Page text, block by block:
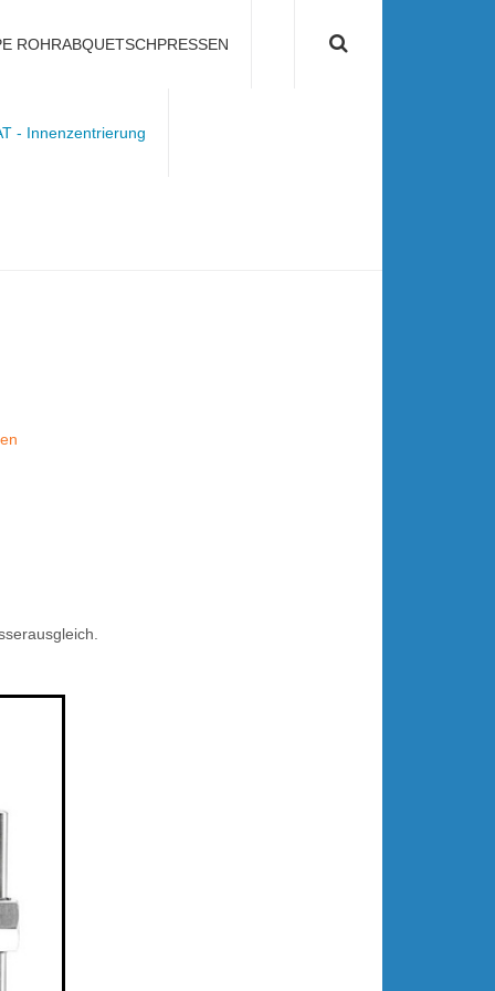
ROHRABQUETSCHPRESSEN
- Innenzentrierung
gmbh.de